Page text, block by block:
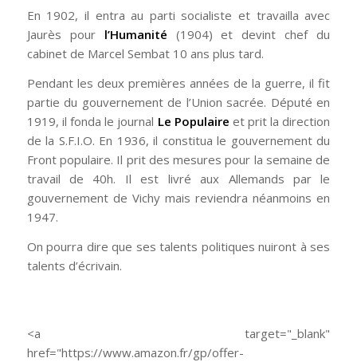
En 1902, il entra au parti socialiste et travailla avec
Jaurès pour l’Humanité (1904) et devint chef du
cabinet de Marcel Sembat 10 ans plus tard.
Pendant les deux premières années de la guerre, il fit
partie du gouvernement de l’Union sacrée. Député en
1919, il fonda le journal Le Populaire et prit la direction
de la S.F.I.O. En 1936, il constitua le gouvernement du
Front populaire. Il prit des mesures pour la semaine de
travail de 40h. Il est livré aux Allemands par le
gouvernement de Vichy mais reviendra néanmoins en
1947.
On pourra dire que ses talents politiques nuiront à ses
talents d’écrivain.
<a target="_blank"
href="https://www.amazon.fr/gp/offer-